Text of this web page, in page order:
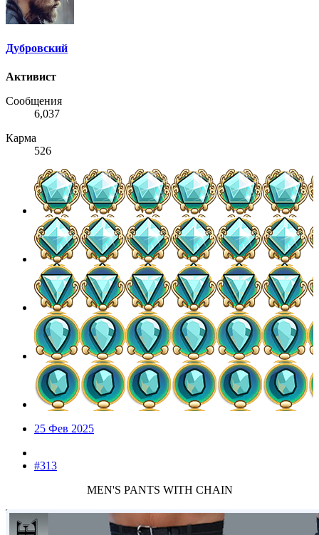
Дубровский
Активист
Сообщения
6,037
Карма
526
25 Фев 2025
#313
MEN'S PANTS WITH CHAIN